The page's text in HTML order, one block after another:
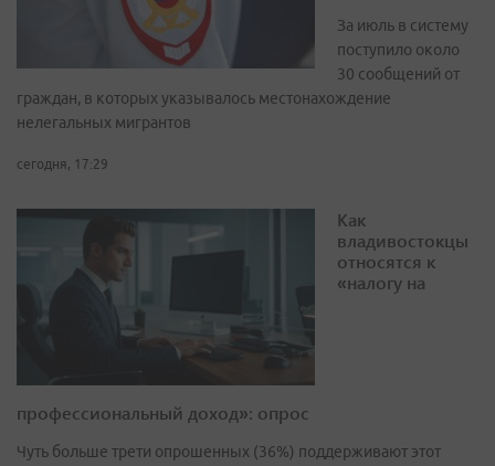
За июль в систему
поступило около
30 сообщений от
граждан, в которых указывалось местонахождение
нелегальных мигрантов
сегодня, 17:29
Как
владивостокцы
относятся к
«налогу на
профессиональный доход»: опрос
Чуть больше трети опрошенных (36%) поддерживают этот